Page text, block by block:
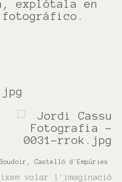
explótala en
Castelló d'Empúries
volar l'imaginació